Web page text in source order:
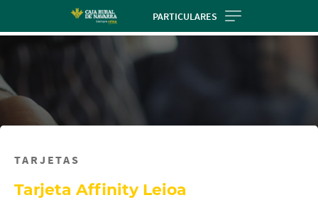
main
PARTICULARES
TARJETAS
Tarjeta Affinity Leioa